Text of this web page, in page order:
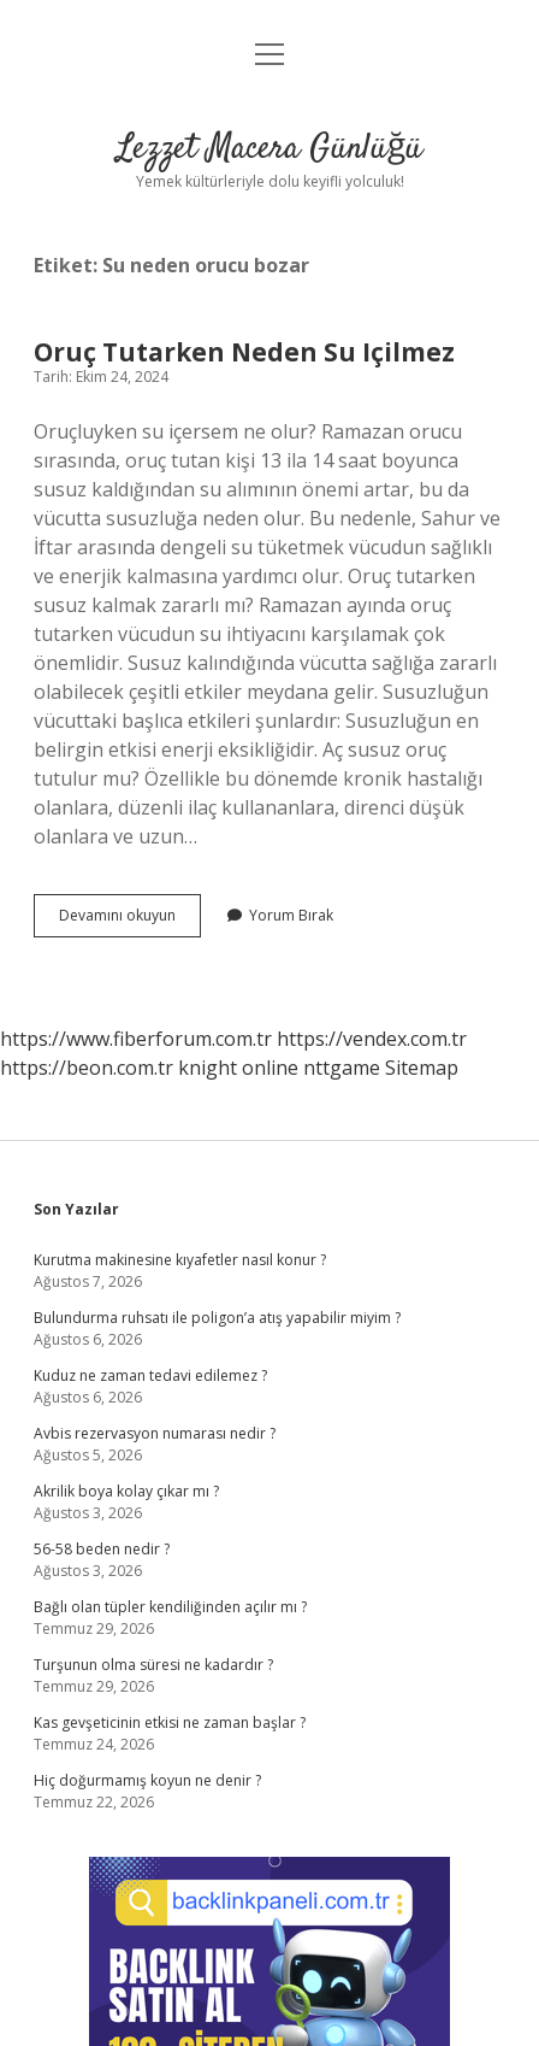
Anasayfa
Yasal Uyarı
menüyü
Lezzet Macera Günlüğü
Yemek kültürleriyle dolu keyifli yolculuk!
Etiket: Su neden orucu bozar
Oruç Tutarken Neden Su Içilmez
Tarih: Ekim 24, 2024
Oruçluyken su içersem ne olur? Ramazan orucu
sırasında, oruç tutan kişi 13 ila 14 saat boyunca
susuz kaldığından su alımının önemi artar, bu da
vücutta susuzluğa neden olur. Bu nedenle, Sahur ve
İftar arasında dengeli su tüketmek vücudun sağlıklı
ve enerjik kalmasına yardımcı olur. Oruç tutarken
susuz kalmak zararlı mı? Ramazan ayında oruç
tutarken vücudun su ihtiyacını karşılamak çok
önemlidir. Susuz kalındığında vücutta sağlığa zararlı
olabilecek çeşitli etkiler meydana gelir. Susuzluğun
vücuttaki başlıca etkileri şunlardır: Susuzluğun en
belirgin etkisi enerji eksikliğidir. Aç susuz oruç
tutulur mu? Özellikle bu dönemde kronik hastalığı
olanlara, düzenli ilaç kullananlara, direnci düşük
olanlara ve uzun…
Devamını okuyun
Tutarken
Yorum Bırak
https://www.fiberforum.com.tr https://vendex.com.tr
https://beon.com.tr knight online nttgame Sitemap
Sidebar
Son Yazılar
Kurutma makinesine kıyafetler nasıl konur ?
Ağustos 7, 2026
Bulundurma ruhsatı ile poligon’a atış yapabilir miyim ?
Ağustos 6, 2026
Kuduz ne zaman tedavi edilemez ?
Ağustos 6, 2026
Avbis rezervasyon numarası nedir ?
Ağustos 5, 2026
Akrilik boya kolay çıkar mı ?
Ağustos 3, 2026
56-58 beden nedir ?
Ağustos 3, 2026
Bağlı olan tüpler kendiliğinden açılır mı ?
Temmuz 29, 2026
Turşunun olma süresi ne kadardır ?
Temmuz 29, 2026
Kas gevşeticinin etkisi ne zaman başlar ?
Temmuz 24, 2026
Hiç doğurmamış koyun ne denir ?
Temmuz 22, 2026